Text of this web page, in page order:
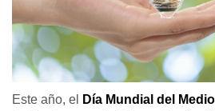
Este año, el Día Mundial del